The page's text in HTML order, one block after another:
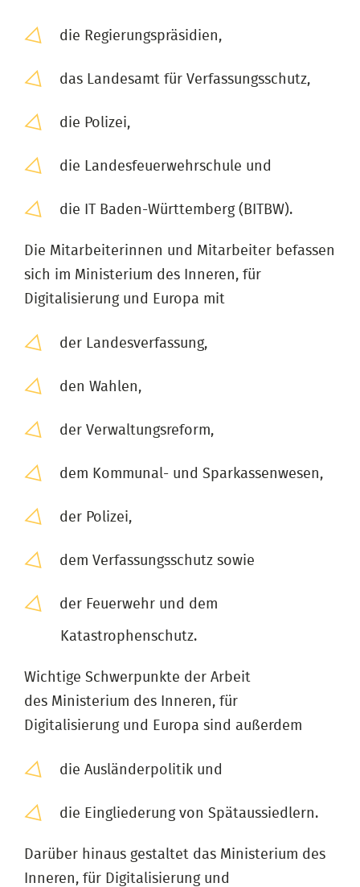
die Regierungspräsidien,
das Landesamt für Verfassungsschutz,
die Polizei,
die Landesfeuerwehrschule und
die IT Baden-Württemberg (BITBW).
Die Mitarbeiterinnen und Mitarbeiter befassen
sich im Ministerium des Inneren, für
Digitalisierung und Europa mit
der Landesverfassung,
den Wahlen,
der Verwaltungsreform,
dem Kommunal- und Sparkassenwesen,
der Polizei,
dem Verfassungsschutz sowie
der Feuerwehr und dem
Katastrophenschutz.
Wichtige Schwerpunkte der Arbeit
des Ministerium des Inneren, für
Digitalisierung und Europa sind außerdem
die Ausländerpolitik und
die Eingliederung von Spätaussiedlern.
Darüber hinaus gestaltet das Ministerium des
Inneren, für Digitalisierung und